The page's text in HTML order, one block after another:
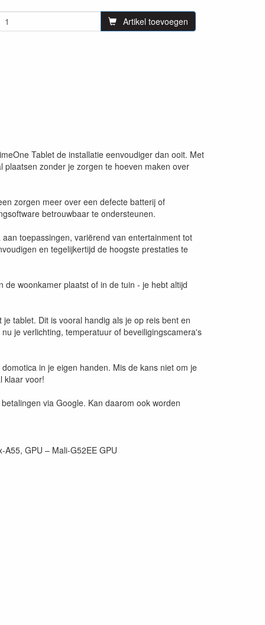
Artikel toevoegen
Tablet de installatie eenvoudiger dan ooit. Met
zonder je zorgen te hoeven maken over
zorgen meer over een defecte batterij of
betrouwbaar te ondersteunen.
toepassingen, variërend van entertainment tot
en tegelijkertijd de hoogste prestaties te
woonkamer plaatst of in de tuin - je hebt altijd
tablet. Dit is vooral handig als je op reis bent en
je verlichting, temperatuur of beveiligingscamera's
in je eigen handen. Mis de kans niet om je
klaar voor!
via Google. Kan daarom ook worden
GPU – Mali-G52EE GPU